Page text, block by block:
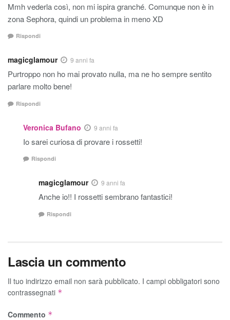
Mmh vederla così, non mi ispira granché. Comunque non è in
zona Sephora, quindi un problema in meno XD
Rispondi
magicglamour 9 anni fa
Purtroppo non ho mai provato nulla, ma ne ho sempre sentito
parlare molto bene!
Rispondi
Veronica Bufano 9 anni fa
Io sarei curiosa di provare i rossetti!
Rispondi
magicglamour 9 anni fa
Anche io!! I rossetti sembrano fantastici!
Rispondi
Lascia un commento
Il tuo indirizzo email non sarà pubblicato. I campi obbligatori sono
contrassegnati *
Commento *